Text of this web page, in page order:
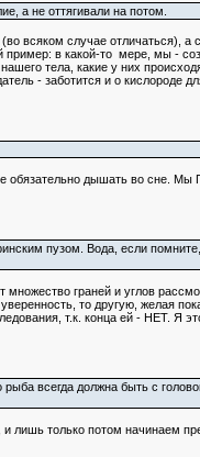
а не оттягивали на потом.
всяком случае отличаться), а
в какой-то мере, мы -
тела, какие у них
- заботится и о кислороде
обязательно дышать во сне.
пузом. Вода, если
граней и углов
то другую, желая
т.к. конца ей - НЕТ. Я
рыба всегда должна быть с
только потом начинаем